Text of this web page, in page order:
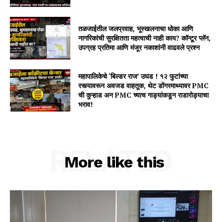
तळजाईतील जलप्रवाह, भूस्खलनाचा धोका आणि
नागरिकांची सुरक्षितता महत्वाची नाही काय? कॉन्टूर प्लॅन,
उपग्रह प्रतिमा आणि मंजूर नकाशांनी वाढवले प्रश्न
महापालिकेचे ‘बिल्डर राज’ उघड ! १२ फुटांच्या
रस्त्यावरून अवजड वाहतूक, थेट डोंगरमाथ्यावर PMC
ची कुऱ्हाड अन PMC च्याच गाड्यांकडून राडारोड्याचा
भराव!
More like this
RELATED